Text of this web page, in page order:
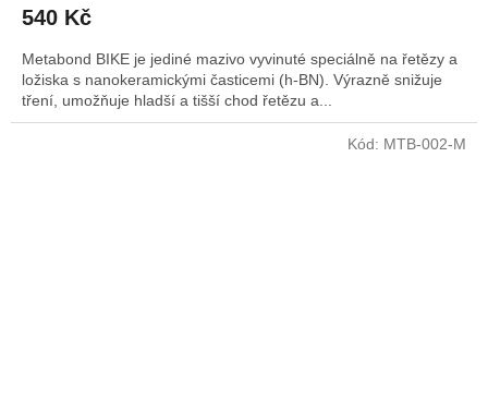
540 Kč
Metabond BIKE je jediné mazivo vyvinuté speciálně na řetězy a
ložiska s nanokeramickými časticemi (h-BN). Výrazně snižuje
tření, umožňuje hladší a tišší chod řetězu a...
Kód: MTB-002-M